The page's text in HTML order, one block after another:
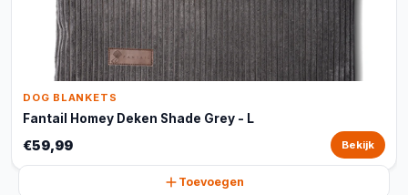
DOG BLANKETS
Fantail Homey Deken Shade Grey - L
€59,99 Bekijk
Toevoegen